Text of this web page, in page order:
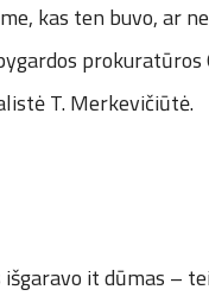
kas ten buvo, ar
T. Merkevičiūtė.
it dūmas –